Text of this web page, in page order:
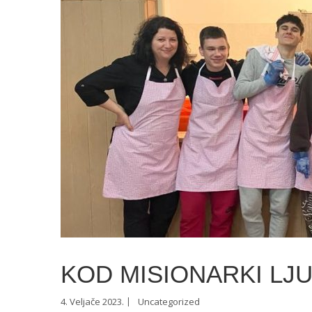
KOD MISIONARKI
4. Veljače 2023. Uncategorized